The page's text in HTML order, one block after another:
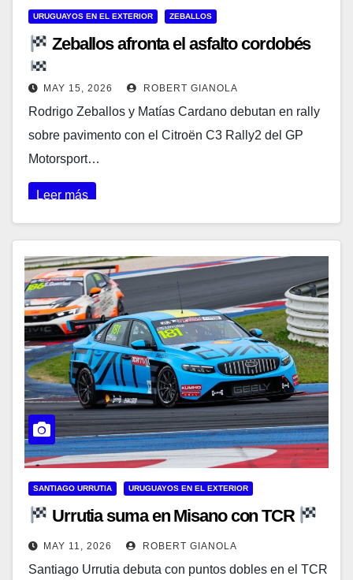
URUGUAYOS EN EL EXTERIOR ZEBALLOS
Zeballos afronta el asfalto cordobés
MAY 15, 2026 ROBERT GIANOLA
Rodrigo Zeballos y Matías Cardano debutan en rally
sobre pavimento con el Citroën C3 Rally2 del GP
Motorsport…
Leer más
SANTIAGO URRUTIA URUGUAYOS EN EL EXTERIOR
Urrutia suma en Misano con TCR
MAY 11, 2026 ROBERT GIANOLA
Santiago Urrutia debuta con puntos dobles en el TCR